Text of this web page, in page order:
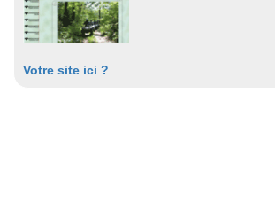
Votre site ici ?